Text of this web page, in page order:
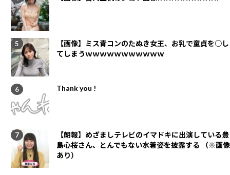
【画像】ミス青コンのたぬき女王、お乳で童貞を○し
てしまうｗｗｗｗｗｗｗｗｗｗｗ
Thank you !
【朗報】めざましテレビのイマドキに出演している豊
島心桜さん、とんでもない水着姿を披露する （※画像
あり）